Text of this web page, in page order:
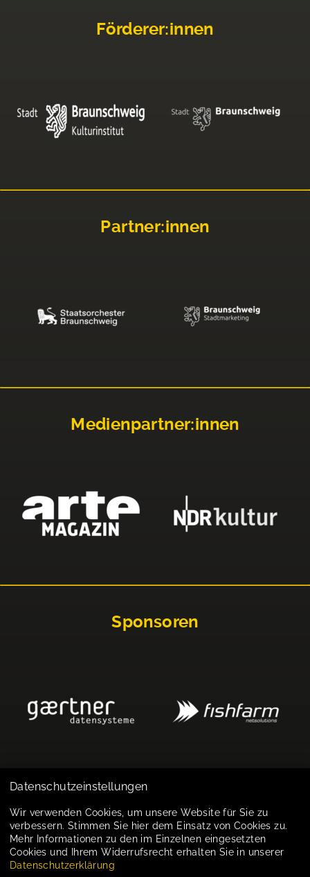
Förderer:innen
Partner:innen
Medienpartner:innen
Sponsoren
Impressum
Datenschutz
Cookie-Einstellungen
Datenschutzeinstellungen
Wir verwenden Cookies, um unsere Website für Sie zu
verbessern. Stimmen Sie hier dem Einsatz von Cookies zu.
Mehr Informationen zu den im Einzelnen eingesetzten
Cookies und Ihrem Widerrufsrecht erhalten Sie in unserer
Datenschutzerklärung